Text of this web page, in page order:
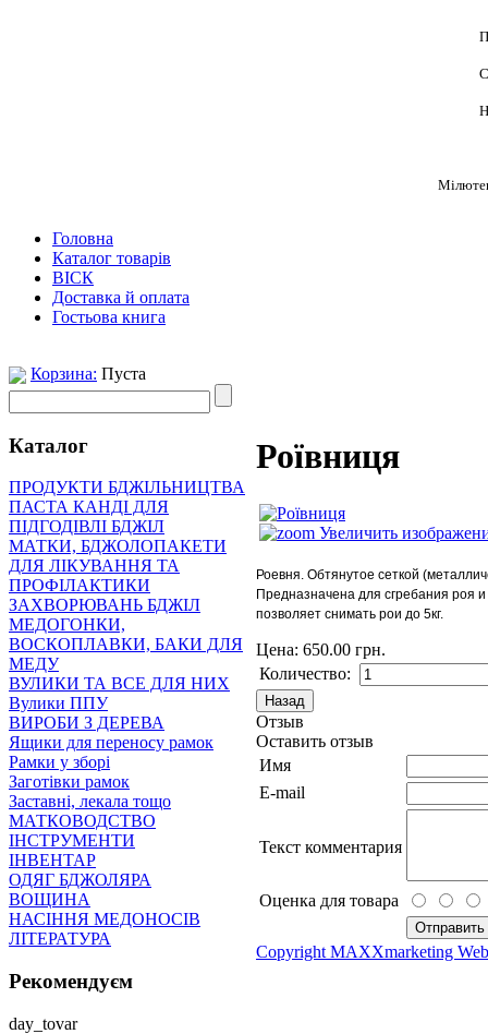
Головна
Каталог товарів
ВІСК
Доставка й оплата
Гостьова книга
Корзина: Пуста
Каталог
ПРОДУКТИ БДЖІЛЬНИЦТВА
ПАСТА КАНДІ ДЛЯ
ПІДГОДІВЛІ БДЖІЛ
МАТКИ, БДЖОЛОПАКЕТИ
ДЛЯ ЛІКУВАННЯ ТА
ПРОФІЛАКТИКИ
ЗАХВОРЮВАНЬ БДЖІЛ
МЕДОГОНКИ,
ВОСКОПЛАВКИ, БАКИ ДЛЯ
МЕДУ
ВУЛИКИ ТА ВСЕ ДЛЯ НИХ
Вулики ППУ
ВИРОБИ З ДЕРЕВА
Ящики для переносу рамок
Рамки у зборі
Заготівки рамок
Заставні, лекала тощо
МАТКОВОДСТВО
ІНСТРУМЕНТИ
ІНВЕНТАР
ОДЯГ БДЖОЛЯРА
ВОЩИНА
НАСІННЯ МЕДОНОСІВ
ЛІТЕРАТУРА
Рекомендуєм
day_tovar
Роївниця
Увеличить
Роевня. Обтянутое сеткой
Предназначена для сгребания роя
позволяет снимать рои до 5кг.
Цена: 650.00 грн.
Количество:
Отзыв
Оставить отзыв
Имя
E-mail
Текст комментария
Оценка для товара
Copyright MAXXmarketing